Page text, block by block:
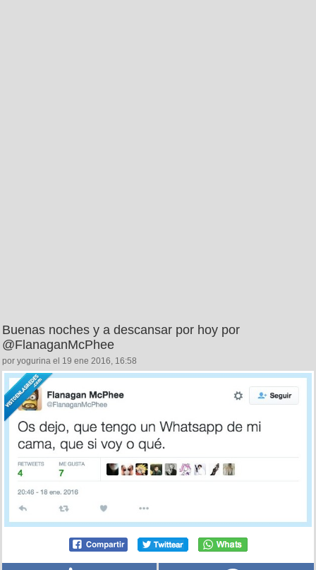
Buenas noches y a descansar por hoy por
@FlanaganMcPhee
por yogurina el 19 ene 2016, 16:58